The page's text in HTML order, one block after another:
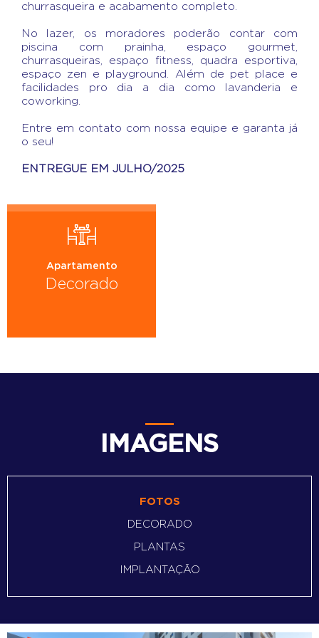
churrasqueira e acabamento completo.
No lazer, os moradores poderão contar com
piscina com prainha, espaço gourmet,
churrasqueiras, espaço fitness, quadra esportiva,
espaço zen e playground. Além de pet place e
facilidades pro dia a dia como lavanderia e
coworking.
Entre em contato com nossa equipe e garanta já
o seu!
ENTREGUE EM JULHO/2025
Apartamento
Decorado
IMAGENS
FOTOS
DECORADO
PLANTAS
IMPLANTAÇÃO